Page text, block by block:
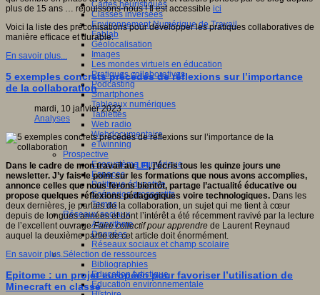
Cartes heuristiques
Classes inversées
Environnement Numérique de Travail
Fablab
Géolocalisation
Images
Les mondes virtuels en éducation
Pratiques collaboratives
Podcasting
Smartphones
Tableaux numériques
Tablettes
Web radio
Webdocumentaire
eTwinning
Prospective
Ecosystème numérique
Espaces
Politique éducative
Scénarios prospectifs
Temps
Réseaux sociaux
Algorithme
Données
Réseaux sociaux et champ scolaire
Sélection de ressources
Bibliographies
Education artistique
Education environnementale
plus de 15 ans … réjouissons-nous ! Il est accessible ici
Voici la liste des préconisations pour développer les pratiques collaboratives de
manière efficace et durable.
En savoir plus...
5 exemples concrets précédés de réflexions sur l’importance
de la collaboration
mardi, 10 janvier 2023
Analyses
Dans le cadre de mon travail auLFI, j’écris tous les quinze jours une
newsletter. J’y fais le point sur les formations que nous avons accomplies,
annonce celles que nous ferons bientôt, partage l’actualité éducative ou
propose quelques réflexions pédagogiques voire technologiques. Dans les
deux dernières, je parlais de la collaboration, un sujet qui me tient à cœur
depuis de longues années et dont l’intérêt a été récemment ravivé par la lecture
de l’excellent ouvrageFaire collectif pour apprendre de Laurent Reynaud
auquel la deuxième partie de cet article doit énormément.
En savoir plus...
Epitome : un projet européen pour favoriser l’utilisation de
Minecraft en classe